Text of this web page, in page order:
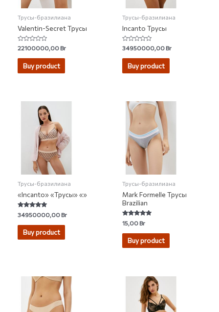
Трусы-бразилиана
Valentin-Secret Трусы
Rated
0
out
22100000,00Br
Buy product
Трусы-бразилиана
Incanto Трусы
Rated
0
out
34950000,00Br
Buy product
Трусы-бразилиана
«Incanto» «Трусы» «»
Rated
4.89
out of 5
34950000,00Br
Buy product
Трусы-бразилиана
Mark Formelle Трусы
Brazilian
Rated
4.72
out of 5
15,00Br
Buy product